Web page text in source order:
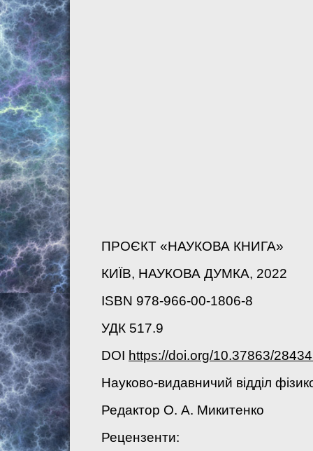
ПРОЄКТ «НАУКОВА КНИГА»
КИЇВ, НАУКОВА ДУМКА, 2022
ISBN 978-966-00-1806-8
УДК 517.9
DOI https://doi.org/10.37863/
Науково-видавничий вiддiл
Редактор О. А. Микитенко
Рецензенти: